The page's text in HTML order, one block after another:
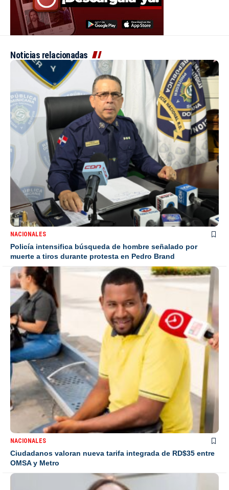
Noticias relacionadas
NACIONALES
Policía intensifica búsqueda de hombre señalado por
muerte a tiros durante protesta en Pedro Brand
NACIONALES
Ciudadanos valoran nueva tarifa integrada de RD$35 entre
OMSA y Metro